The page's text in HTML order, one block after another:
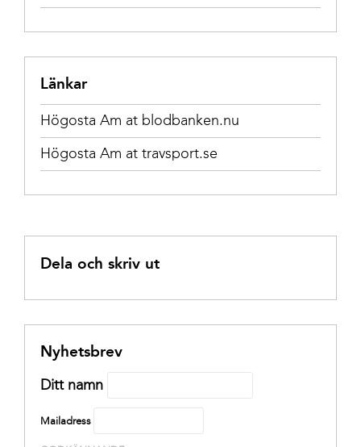
Länkar
Högosta Am at blodbanken.nu
Högosta Am at travsport.se
Dela och skriv ut
Nyhetsbrev
Ditt namn
Mailadress